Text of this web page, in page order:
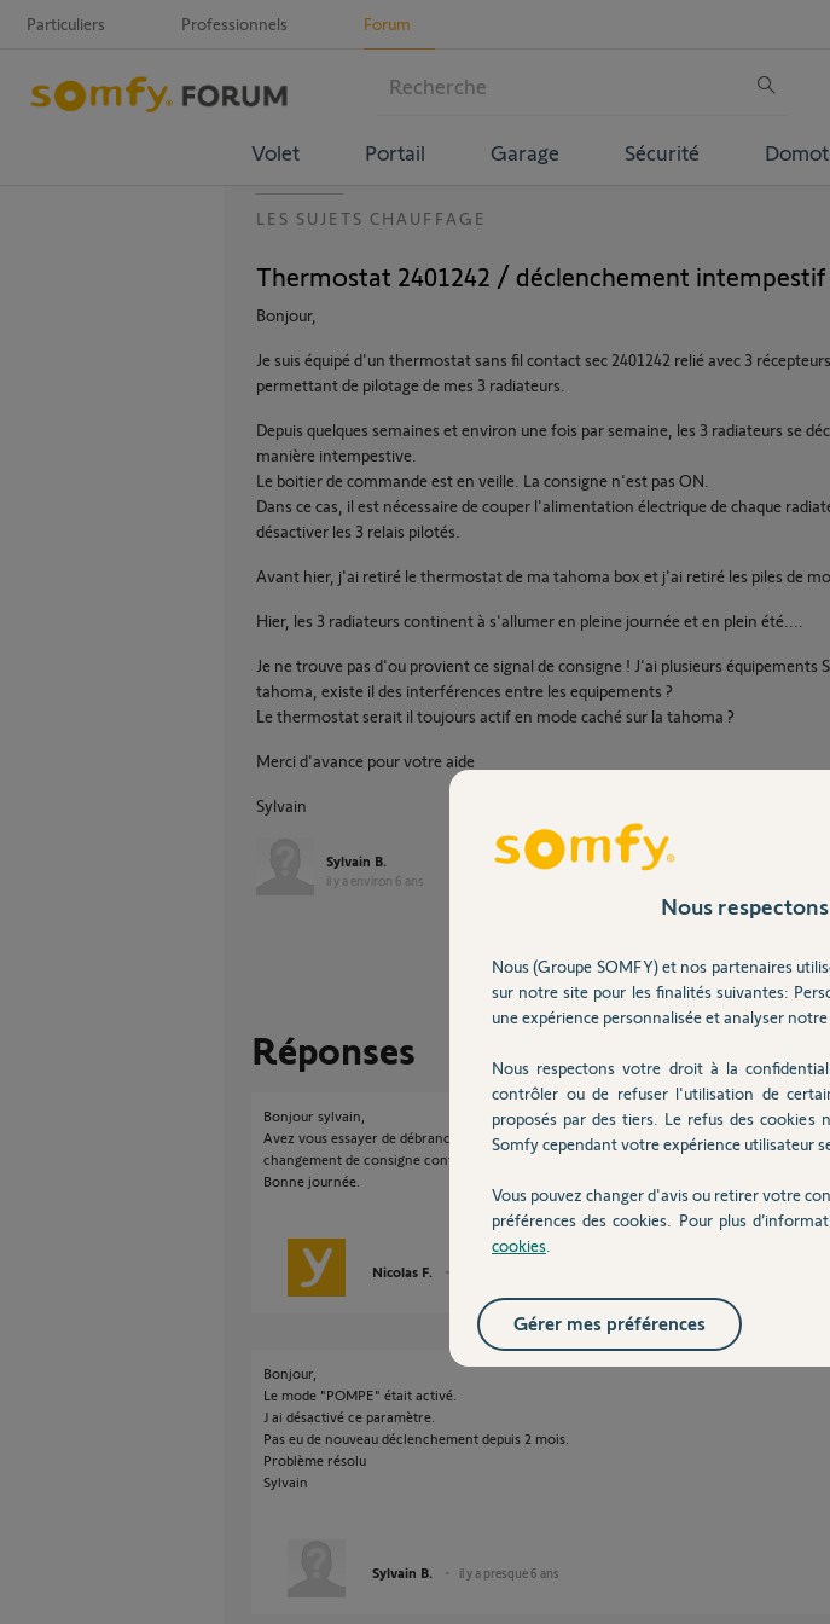
Particuliers Professionnels Forum
Volet Portail Garage Sécurité
LES SUJETS CHAUFFAGE
Thermostat 2401242 / déclenchement intempestif
Bonjour,
Je suis équipé d'un thermostat sans fil contact sec 2401242 relié avec 3
permettant de pilotage de mes 3 radiateurs.
Depuis quelques semaines et environ une fois par semaine, les 3 radiateurs se
manière intempestive.
Le boitier de commande est en veille. La consigne n'est pas ON.
Dans ce cas, il est nécessaire de couper l'alimentation électrique de chaque
désactiver les 3 relais pilotés.
Avant hier, j'ai retiré le thermostat de ma tahoma box et j'ai retiré les piles de
Hier, les 3 radiateurs continent à s'allumer en pleine journée et en plein été....
Je ne trouve pas d'ou provient ce signal de consigne ! J'ai plusieurs équipements
tahoma, existe il des interférences entre les equipements ?
Le thermostat serait il toujours actif en mode caché sur la tahoma ?
Merci d'avance pour votre aide
Sylvain
Sylvain B.
il y a environ 6 ans
Participer au fil de
Réponses
Bonjour sylvain,
Avez vous essayer de débrancher le fil pilote des récepteur pour voir si ces ordes de
changement de consigne continuai a passer?
Bonne journée.
Nicolas F.
Bonjour,
Le mode "POMPE" était activé.
J ai désactivé ce paramètre.
Pas eu de nouveau déclenchement depuis 2 mois.
Problème résolu
Sylvain
Sylvain B. il y a presque 6 ans
Nous
Nous (Groupe SOMFY) et nos partenaires
sur notre site pour les finalités suivantes:
une expérience personnalisée et analyser notre
Nous respectons votre droit à la
contrôler ou de refuser l'utilisation de
proposés par des tiers. Le refus des cookies
Somfy cependant votre expérience utilisateur
Vous pouvez changer d'avis ou retirer votre
préférences des cookies. Pour plus
cookies
Gérer mes préférences